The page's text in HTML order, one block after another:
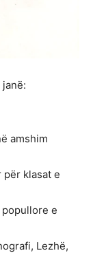
amshim
për klasat e
popullore e
Lezhë,